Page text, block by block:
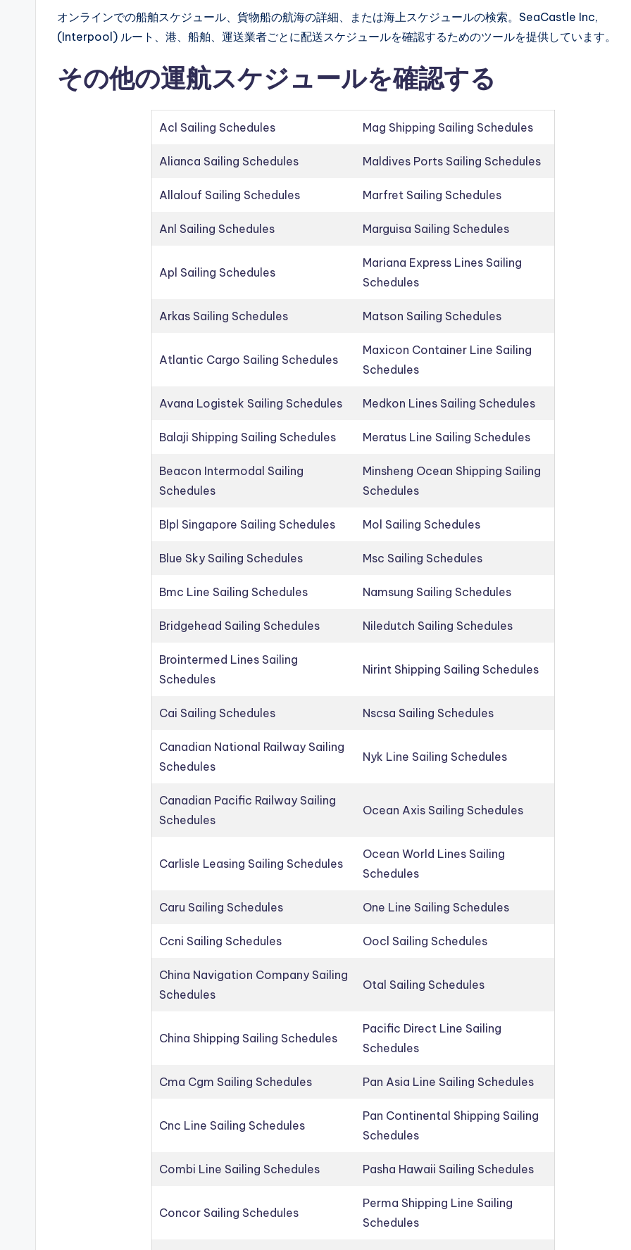
オンラインでの船舶スケジュール、貨物船の航海の詳細、または海上スケジュールの検索。SeaCastle Inc,
(Interpool) ルート、港、船舶、運送業者ごとに配送スケジュールを確認するためのツールを提供しています。
その他の運航スケジュールを確認する
Acl Sailing Schedules Mag Shipping Sailing Schedules
Alianca Sailing Schedules Maldives Ports Sailing Schedules
Allalouf Sailing Schedules Marfret Sailing Schedules
Anl Sailing Schedules Marguisa Sailing Schedules
Apl Sailing Schedules
Mariana Express Lines Sailing
Schedules
Arkas Sailing Schedules Matson Sailing Schedules
Atlantic Cargo Sailing Schedules
Maxicon Container Line Sailing
Schedules
Avana Logistek Sailing Schedules Medkon Lines Sailing Schedules
Balaji Shipping Sailing Schedules Meratus Line Sailing Schedules
Beacon Intermodal Sailing
Schedules
Minsheng Ocean Shipping Sailing
Schedules
Blpl Singapore Sailing Schedules Mol Sailing Schedules
Blue Sky Sailing Schedules Msc Sailing Schedules
Bmc Line Sailing Schedules Namsung Sailing Schedules
Bridgehead Sailing Schedules Niledutch Sailing Schedules
Brointermed Lines Sailing
Schedules
Nirint Shipping Sailing Schedules
Cai Sailing Schedules Nscsa Sailing Schedules
Canadian National Railway Sailing
Schedules
Nyk Line Sailing Schedules
Canadian Pacific Railway Sailing
Schedules
Ocean Axis Sailing Schedules
Carlisle Leasing Sailing Schedules
Ocean World Lines Sailing
Schedules
Caru Sailing Schedules One Line Sailing Schedules
Ccni Sailing Schedules Oocl Sailing Schedules
China Navigation Company Sailing
Schedules
Otal Sailing Schedules
China Shipping Sailing Schedules
Pacific Direct Line Sailing
Schedules
Cma Cgm Sailing Schedules Pan Asia Line Sailing Schedules
Cnc Line Sailing Schedules
Pan Continental Shipping Sailing
Schedules
Combi Line Sailing Schedules Pasha Hawaii Sailing Schedules
Concor Sailing Schedules
Perma Shipping Line Sailing
Schedules